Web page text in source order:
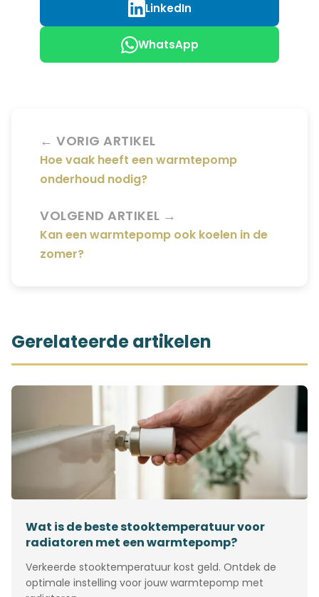
LinkedIn
WhatsApp
← VORIG ARTIKEL
Hoe vaak heeft een warmtepomp
onderhoud nodig?
VOLGEND ARTIKEL →
Kan een warmtepomp ook koelen in de
zomer?
Gerelateerde artikelen
Wat is de beste stooktemperatuur voor
radiatoren met een warmtepomp?
Verkeerde stooktemperatuur kost geld. Ontdek de
optimale instelling voor jouw warmtepomp met